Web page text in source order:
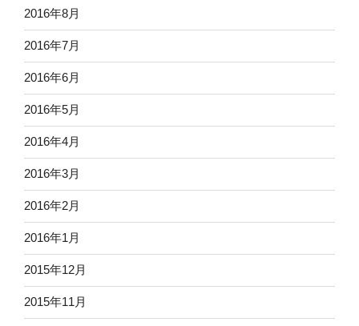
2016年8月
2016年7月
2016年6月
2016年5月
2016年4月
2016年3月
2016年2月
2016年1月
2015年12月
2015年11月